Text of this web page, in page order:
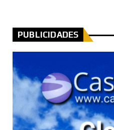
PUBLICIDADES